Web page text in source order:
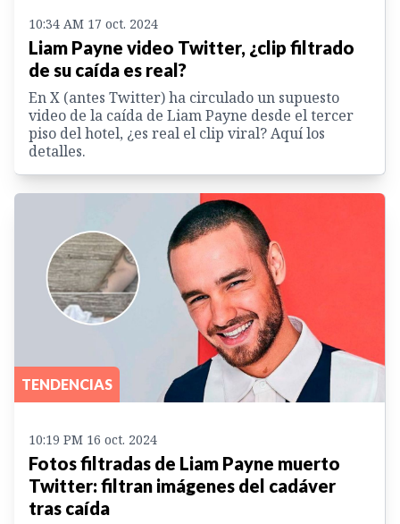
10:34 AM 17 oct. 2024
Liam Payne video Twitter, ¿clip filtrado
de su caída es real?
En X (antes Twitter) ha circulado un supuesto
video de la caída de Liam Payne desde el tercer
piso del hotel, ¿es real el clip viral? Aquí los
detalles.
TENDENCIAS
10:19 PM 16 oct. 2024
Fotos filtradas de Liam Payne muerto
Twitter: filtran imágenes del cadáver
tras caída